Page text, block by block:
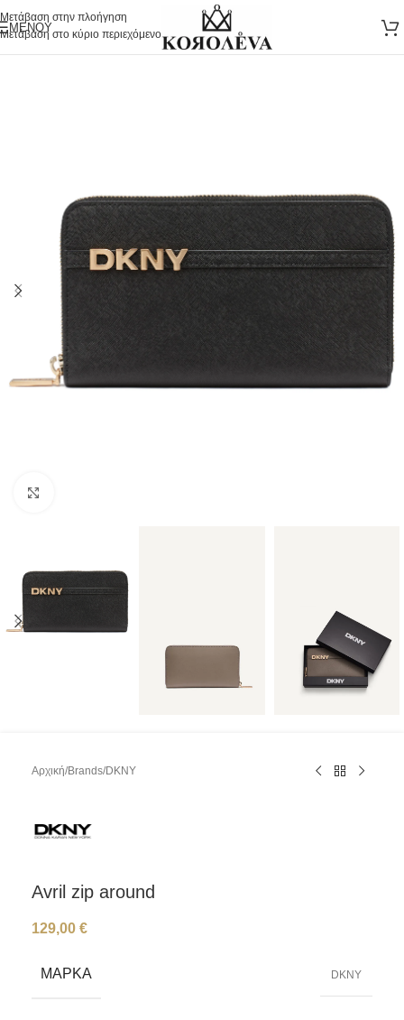
Μετάβαση στην πλοήγηση
Μετάβαση στο κύριο περιεχόμενο
ΜΕΝΟΎ
Αρχική/Brands/DKNY
Avril zip around
129,00 €
ΜΆΡΚΑ DKNY